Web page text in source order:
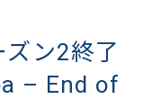
ン2終了
– End of